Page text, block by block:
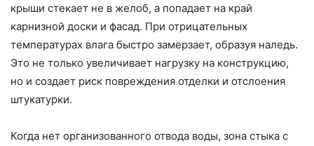
крыши стекает не в желоб, а попадает на край
карнизной доски и фасад. При отрицательных
температурах влага быстро замерзает, образуя наледь.
Это не только увеличивает нагрузку на конструкцию,
но и создает риск повреждения отделки и отслоения
штукатурки.
Когда нет организованного отвода воды, зона стыка с